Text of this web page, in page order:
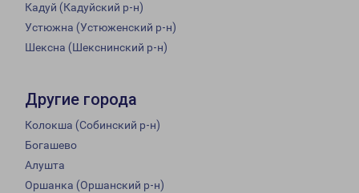
Кадуй (Кадуйский р-н)
Устюжна (Устюженский р-н)
Шексна (Шекснинский р-н)
Другие города
Колокша (Собинский р-н)
Богашево
Алушта
Оршанка (Оршанский р-н)